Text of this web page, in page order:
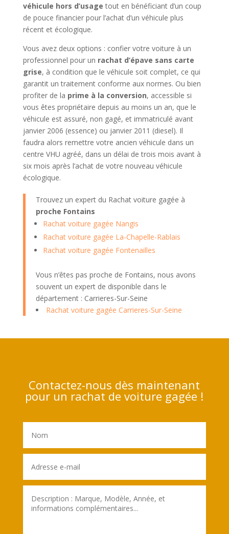
véhicule hors d’usage tout en bénéficiant d’un coup
de pouce financier pour l’achat d’un véhicule plus
récent et écologique.
Vous avez deux options : confier votre voiture à un
professionnel pour un rachat d’épave sans carte
grise, à condition que le véhicule soit complet, ce qui
garantit un traitement conforme aux normes. Ou bien
profiter de la prime à la conversion, accessible si
vous êtes propriétaire depuis au moins un an, que le
véhicule est assuré, non gagé, et immatriculé avant
janvier 2006 (essence) ou janvier 2011 (diesel). Il
faudra alors remettre votre ancien véhicule dans un
centre VHU agréé, dans un délai de trois mois avant à
six mois après l’achat de votre nouveau véhicule
écologique.
Trouvez un expert du Rachat voiture gagée à
proche Fontains
Rachat voiture gagée Nangis
Rachat voiture gagée La-Chapelle-Rablais
Rachat voiture gagée Fontenailles
Vous n’êtes pas proche de Fontains, nous avons
souvent un expert de disponible dans le
département : Carrieres-Sur-Seine
Rachat voiture gagée Carrieres-Sur-Seine
Contactez-nous dès maintenant
pour un rachat de voiture gagée !